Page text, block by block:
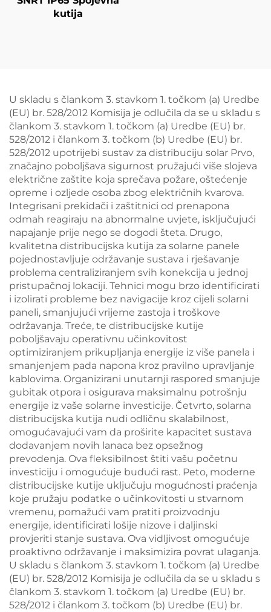
kutija
U skladu s člankom 3. stavkom 1. točkom (a) Uredbe
(EU) br. 528/2012 Komisija je odlučila da se u skladu s
člankom 3. stavkom 1. točkom (a) Uredbe (EU) br.
528/2012 i člankom 3. točkom (b) Uredbe (EU) br.
528/2012 upotrijebi sustav za distribuciju solar Prvo,
značajno poboljšava sigurnost pružajući više slojeva
električne zaštite koja sprečava požare, oštećenje
opreme i ozljede osoba zbog električnih kvarova.
Integrisani prekidači i zaštitnici od prenapona
odmah reagiraju na abnormalne uvjete, isključujući
napajanje prije nego se dogodi šteta. Drugo,
kvalitetna distribucijska kutija za solarne panele
pojednostavljuje održavanje sustava i rješavanje
problema centraliziranjem svih konekcija u jednoj
pristupačnoj lokaciji. Tehnici mogu brzo identificirati
i izolirati probleme bez navigacije kroz cijeli solarni
paneli, smanjujući vrijeme zastoja i troškove
održavanja. Treće, te distribucijske kutije
poboljšavaju operativnu učinkovitost
optimiziranjem prikupljanja energije iz više panela i
smanjenjem pada napona kroz pravilno upravljanje
kablovima. Organizirani unutarnji raspored smanjuje
gubitak otpora i osigurava maksimalnu potrošnju
energije iz vaše solarne investicije. Četvrto, solarna
distribucijska kutija nudi odličnu skalabilnost,
omogućavajući vam da proširite kapacitet sustava
dodavanjem novih lanaca bez opsežnog
prevodenja. Ova fleksibilnost štiti vašu početnu
investiciju i omogućuje budući rast. Peto, moderne
distribucijske kutije uključuju mogućnosti praćenja
koje pružaju podatke o učinkovitosti u stvarnom
vremenu, pomažući vam pratiti proizvodnju
energije, identificirati lošije nizove i daljinski
provjeriti stanje sustava. Ova vidljivost omogućuje
proaktivno održavanje i maksimizira povrat ulaganja.
U skladu s člankom 3. stavkom 1. točkom (a) Uredbe
(EU) br. 528/2012 Komisija je odlučila da se u skladu s
člankom 3. stavkom 1. točkom (a) Uredbe (EU) br.
528/2012 i člankom 3. točkom (b) Uredbe (EU) br.